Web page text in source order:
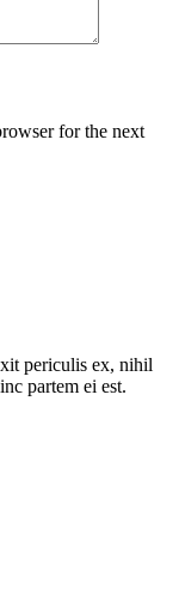
for the next
periculis ex, nihil
partem ei est.